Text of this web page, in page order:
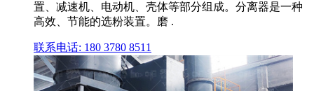
置、减速机、电动机、壳体等部分组成。分离器是一种
高效、节能的选粉装置。磨 .
联系电话: 180 3780 8511